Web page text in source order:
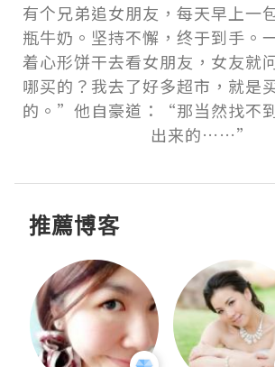
有个兄弟追女朋友，每天早上一
瓶牛奶。坚持不懈，终于到手。
着心形饼干去看女朋友，女友就
哪买的？我去了好多超市，就是
的。”他自豪道：“那当然找不
出来的……”
推薦博客